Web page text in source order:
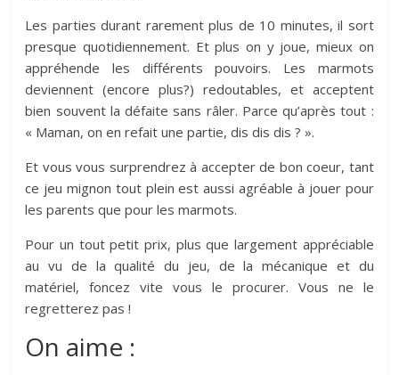
Les parties durant rarement plus de 10 minutes, il sort
presque quotidiennement. Et plus on y joue, mieux on
appréhende les différents pouvoirs. Les marmots
deviennent (encore plus?) redoutables, et acceptent
bien souvent la défaite sans râler. Parce qu’après tout :
« Maman, on en refait une partie, dis dis dis ? ».
Et vous vous surprendrez à accepter de bon coeur, tant
ce jeu mignon tout plein est aussi agréable à jouer pour
les parents que pour les marmots.
Pour un tout petit prix, plus que largement appréciable
au vu de la qualité du jeu, de la mécanique et du
matériel, foncez vite vous le procurer. Vous ne le
regretterez pas !
On aime :